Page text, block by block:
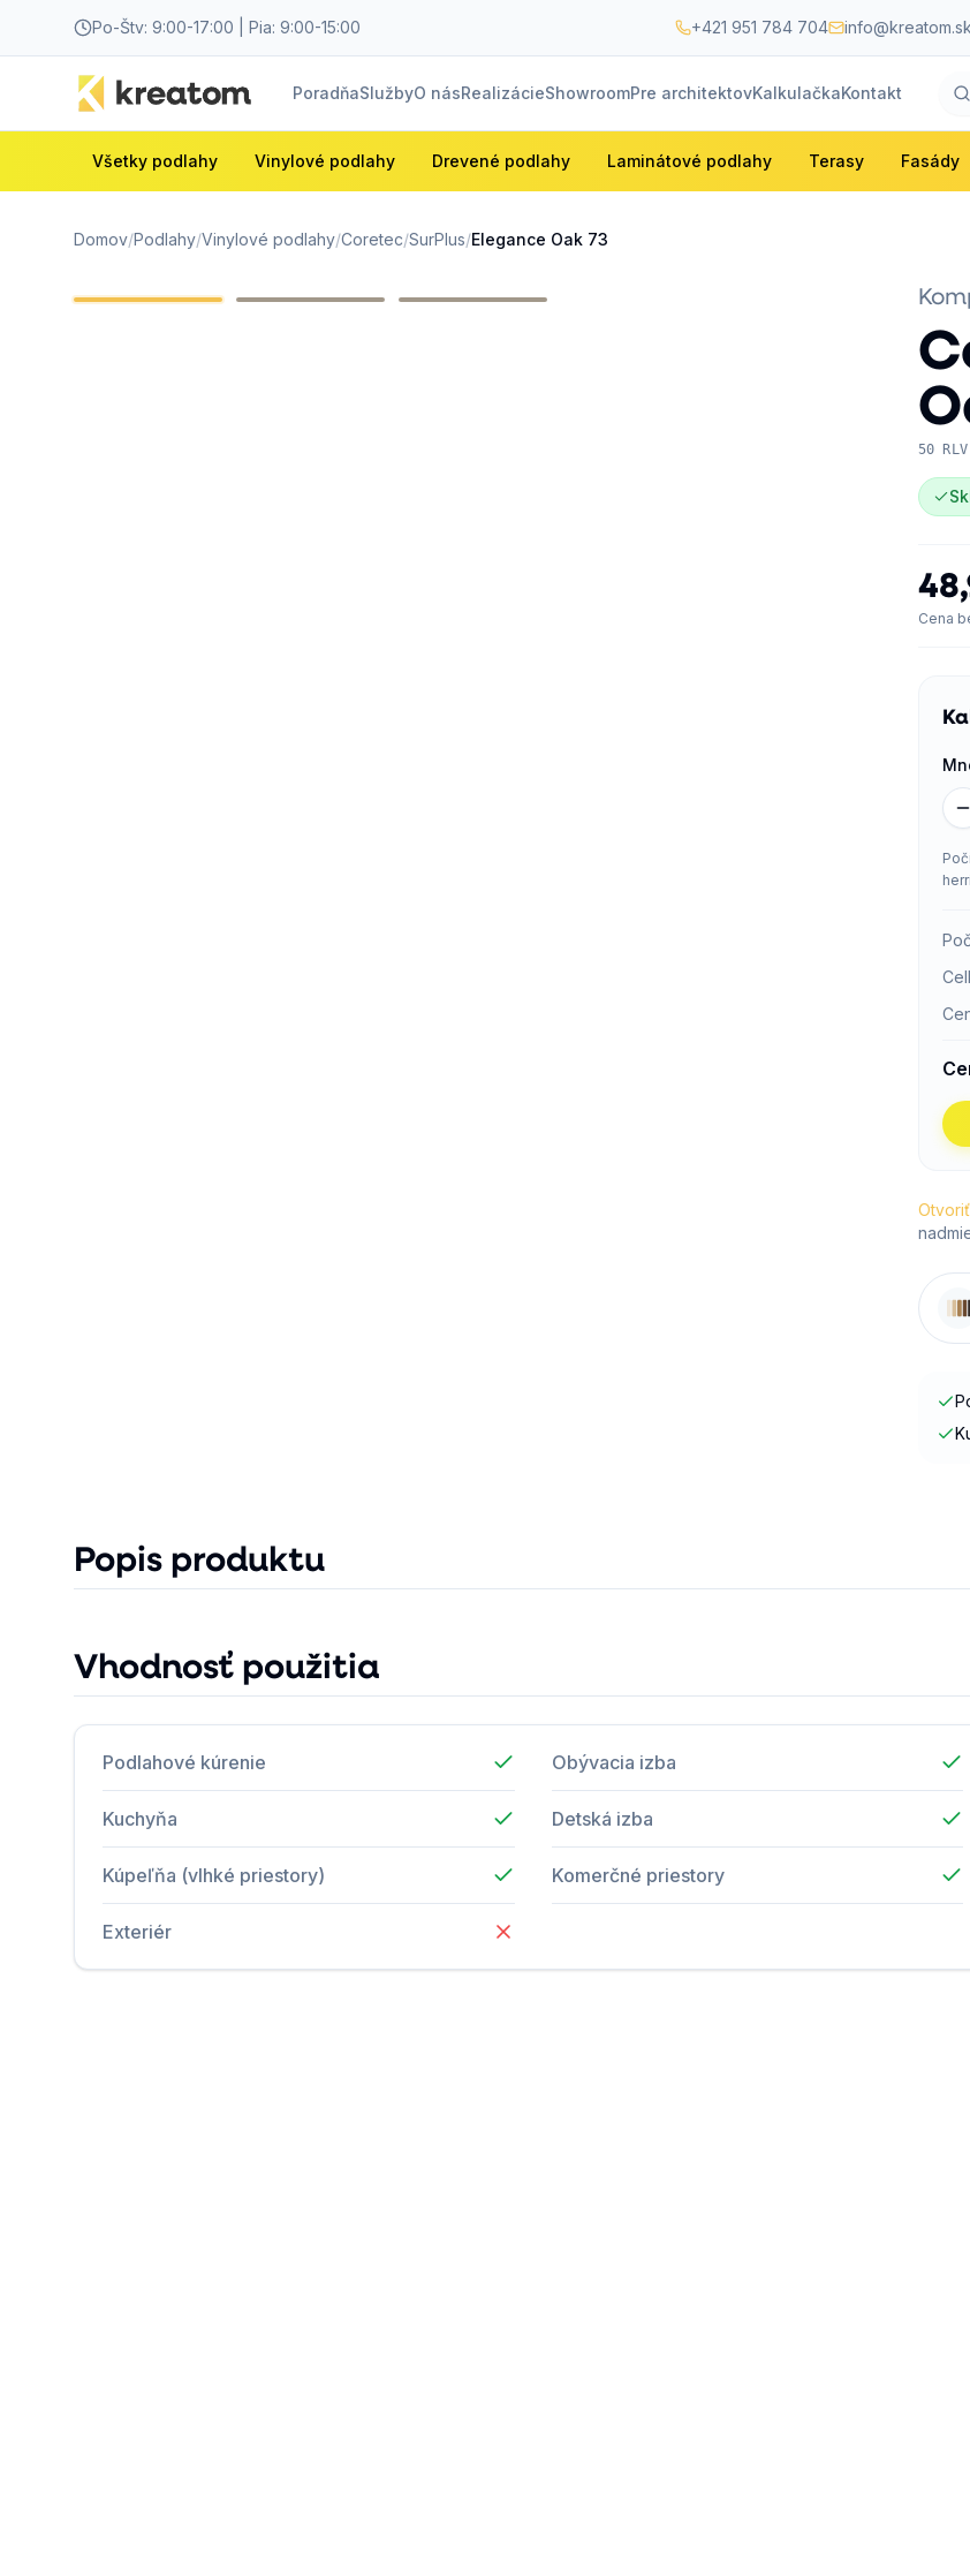
Po-Štv: 9:00-17:00 | Pia: 9:00-15:00 +421 951 784 704 info@kreatom.sk
PoradňaSlužbyO násRealizácieShowroomPre architektovKalkulačkaKontakt
Všetky podlahy Vinylové podlahy Drevené podlahy Laminátové podlahy Terasy Fasády
Domov/Podlahy/Vinylové podlahy/Coretec/SurPlus/Elegance Oak 73
50
Cena
Popis produktu
Vhodnosť použitia
Podlahové kúrenie Obývacia izba
Kuchyňa Detská izba
Kúpeľňa (vlhké priestory) Komerčné priestory
Exteriér